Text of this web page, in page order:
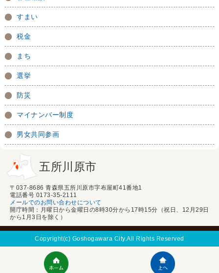
すまい
税金
まち
選挙
防災
マイナンバー制度
男女共同参画
五所川原市
〒037-8686 青森県五所川原市字布屋町41番地1
電話番号 0173-35-2111
メールでのお問い合わせについて
開庁時間：月曜日から金曜日の8時30分から17時15分（祝日、12月29日
から1月3日を除く）
Copyright(c) Goshogawara City.All Rights Reserved